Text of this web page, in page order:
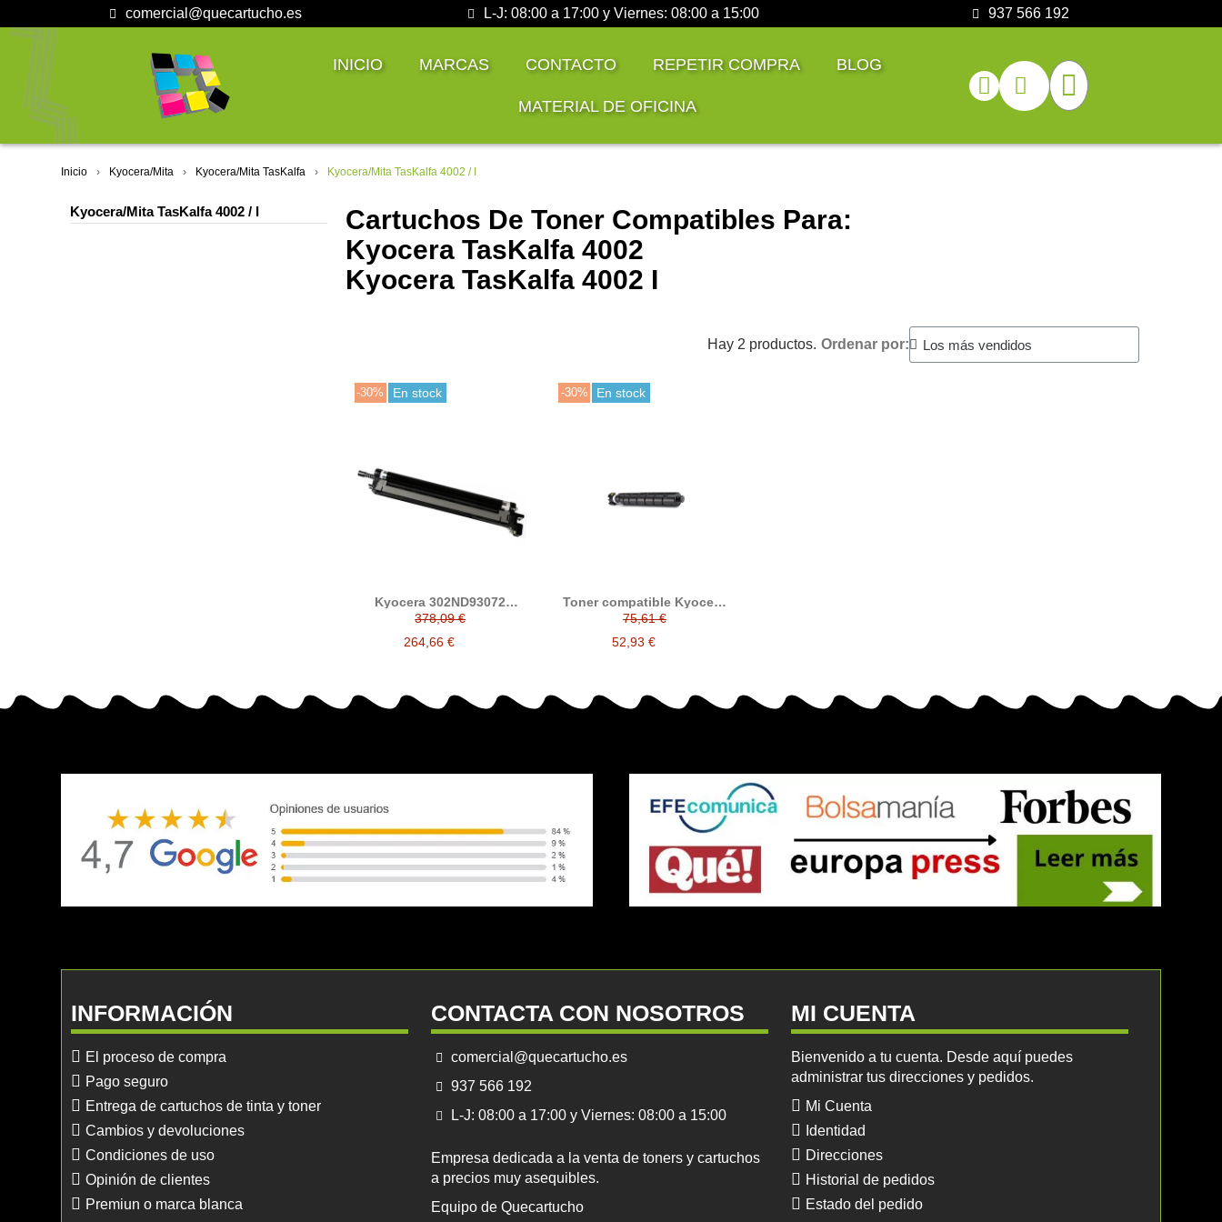
comercial@quecartucho.es L-J: 08:00 a 17:00 y Viernes: 08:00 a 15:00 937 566 192
INICIO MARCAS CONTACTO REPETIR COMPRA BLOG
MATERIAL DE OFICINA
Inicio Kyocera/Mita Kyocera/Mita TasKalfa Kyocera/Mita TasKalfa 4002 / I
Kyocera/Mita TasKalfa 4002 / I
Cartuchos De Toner Compatibles Para:
Kyocera TasKalfa 4002
Kyocera TasKalfa 4002 I
Hay 2 productos. Ordenar por:
-30% En stock
Kyocera 302ND93072
tambor compatible
DK8550/DK8555
378,09 €
264,66 €
-30% En stock
Toner compatible Kyocera
TK6325 alternativo a
Kyocera 1T02NK0NL0
75,61 €
52,93 €
INFORMACIÓN
El proceso de compra
Pago seguro
Entrega de cartuchos de tinta y toner
Cambios y devoluciones
Condiciones de uso
Opinión de clientes
Premiun o marca blanca
CONTACTA CON NOSOTROS
comercial@quecartucho.es
937 566 192
L-J: 08:00 a 17:00 y Viernes: 08:00 a 15:00
Empresa dedicada a la venta de toners y cartuchos
a precios muy asequibles.
Equipo de Quecartucho
MI CUENTA
Bienvenido a tu cuenta. Desde aquí puedes
administrar tus direcciones y pedidos.
Mi Cuenta
Identidad
Direcciones
Historial de pedidos
Estado del pedido